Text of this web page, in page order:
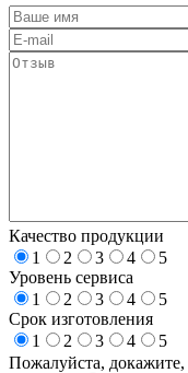
Качество продукции
1
2 3 4
5
Уровень сервиса
1
2 3 4
5
Срок изготовления
1
2 3 4
5
Пожалуйста,